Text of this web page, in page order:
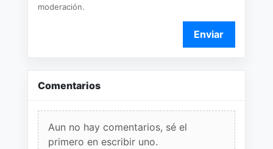
moderación.
Enviar
Comentarios
Aun no hay comentarios, sé el
primero en escribir uno.